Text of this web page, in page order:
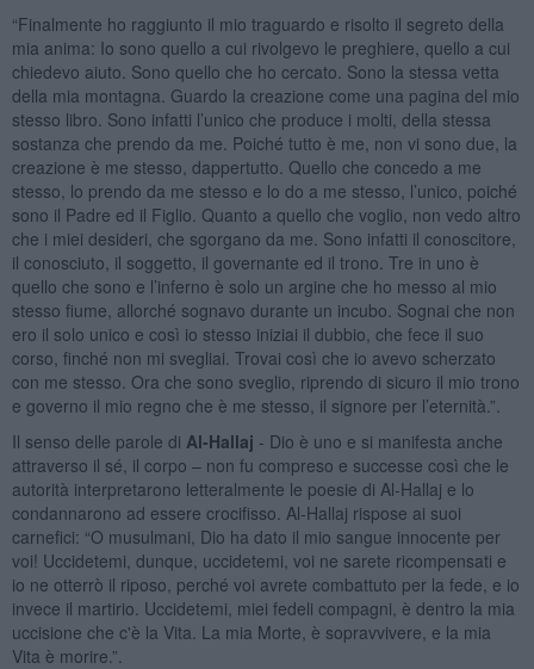
“Finalmente ho raggiunto il mio traguardo e risolto il segreto della
mia anima: Io sono quello a cui rivolgevo le preghiere, quello a cui
chiedevo aiuto. Sono quello che ho cercato. Sono la stessa vetta
della mia montagna. Guardo la creazione come una pagina del mio
stesso libro. Sono infatti l’unico che produce i molti, della stessa
sostanza che prendo da me. Poiché tutto è me, non vi sono due, la
creazione è me stesso, dappertutto. Quello che concedo a me
stesso, lo prendo da me stesso e lo do a me stesso, l’unico, poiché
sono il Padre ed il Figlio. Quanto a quello che voglio, non vedo altro
che i miei desideri, che sgorgano da me. Sono infatti il conoscitore,
il conosciuto, il soggetto, il governante ed il trono. Tre in uno è
quello che sono e l’inferno è solo un argine che ho messo al mio
stesso fiume, allorché sognavo durante un incubo. Sognai che non
ero il solo unico e così io stesso iniziai il dubbio, che fece il suo
corso, finché non mi svegliai. Trovai così che io avevo scherzato
con me stesso. Ora che sono sveglio, riprendo di sicuro il mio trono
e governo il mio regno che è me stesso, il signore per l’eternità.”.
Il senso delle parole di Al-Hallaj - Dio è uno e si manifesta anche
attraverso il sé, il corpo – non fu compreso e successe così che le
autorità interpretarono letteralmente le poesie di Al-Hallaj e lo
condannarono ad essere crocifisso. Al-Hallaj rispose ai suoi
carnefici: “O musulmani, Dio ha dato il mio sangue innocente per
voi! Uccidetemi, dunque, uccidetemi, voi ne sarete ricompensati e
io ne otterrò il riposo, perché voi avrete combattuto per la fede, e io
invece il martirio. Uccidetemi, miei fedeli compagni, è dentro la mia
uccisione che c'è la Vita. La mia Morte, è sopravvivere, e la mia
Vita è morire.”.